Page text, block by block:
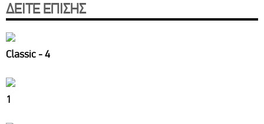
ΔΕΙΤΕ ΕΠΙΣΗΣ
Classic - 4
1